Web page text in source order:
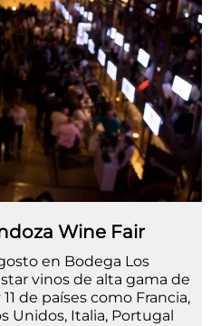
Wine Fair
en Bodega Los
vinos de alta gama de
de países como Francia,
Unidos, Italia, Portugal